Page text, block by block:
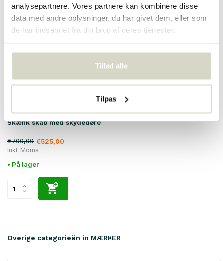
analysepartnere. Vores partnere kan kombinere disse
data med andre oplysninger, du har givet dem, eller som
de har indsamlet fra din brug af deres tjenester.
Tillad alle
Tilpas
SALE 25%
Hubsch
Skænk skab med skydedøre
€700,00 €525,00
Inkl. Moms
• På lager
Overige categorieën in MÆRKER